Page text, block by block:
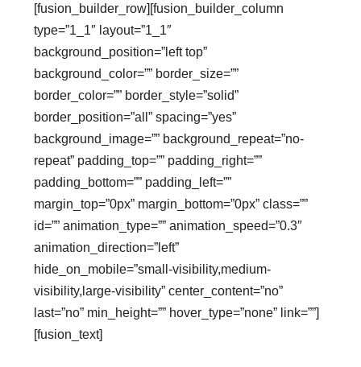
[fusion_builder_row][fusion_builder_column
type=”1_1″ layout=”1_1″
background_position=”left top”
background_color=”” border_size=””
border_color=”” border_style=”solid”
border_position=”all” spacing=”yes”
background_image=”” background_repeat=”no-
repeat” padding_top=”” padding_right=””
padding_bottom=”” padding_left=””
margin_top=”0px” margin_bottom=”0px” class=””
id=”” animation_type=”” animation_speed=”0.3″
animation_direction=”left”
hide_on_mobile=”small-visibility,medium-
visibility,large-visibility” center_content=”no”
last=”no” min_height=”” hover_type=”none” link=””]
[fusion_text]